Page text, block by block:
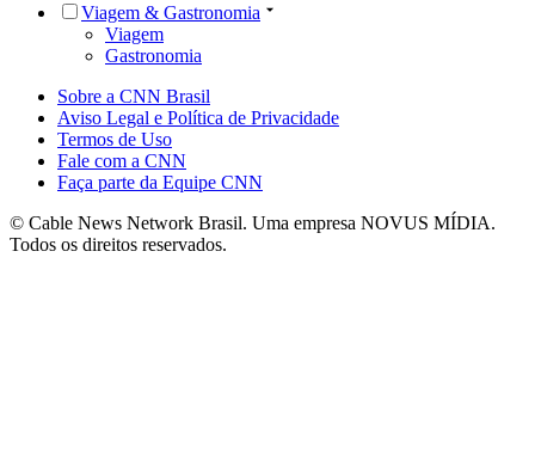
Viagem & Gastronomia
Viagem
Gastronomia
Sobre a CNN Brasil
Aviso Legal e Política de Privacidade
Termos de Uso
Fale com a CNN
Faça parte da Equipe CNN
© Cable News Network Brasil. Uma empresa NOVUS MÍDIA.
Todos os direitos reservados.